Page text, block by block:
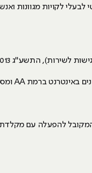
לקויות מגוונות
לשירות), התשע"ג 2013.